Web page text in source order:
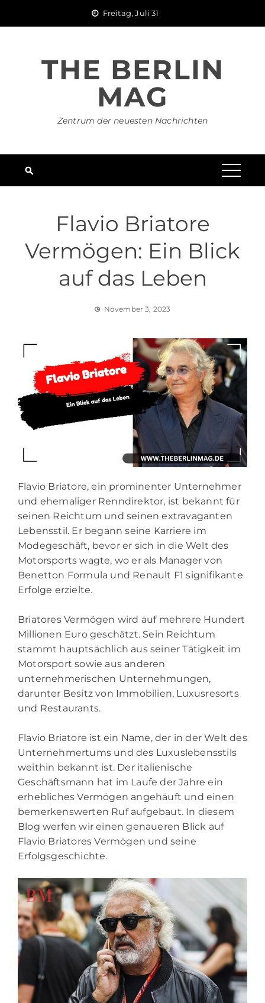
Freitag, Juli 31
THE BERLIN
MAG
Zentrum der neuesten Nachrichten
Flavio Briatore
Vermögen: Ein Blick
auf das Leben
November 3, 2023
Flavio Briatore, ein prominenter Unternehmer
und ehemaliger Renndirektor, ist bekannt für
seinen Reichtum und seinen extravaganten
Lebensstil. Er begann seine Karriere im
Modegeschäft, bevor er sich in die Welt des
Motorsports wagte, wo er als Manager von
Benetton Formula und Renault F1 signifikante
Erfolge erzielte.
Briatores Vermögen wird auf mehrere Hundert
Millionen Euro geschätzt. Sein Reichtum
stammt hauptsächlich aus seiner Tätigkeit im
Motorsport sowie aus anderen
unternehmerischen Unternehmungen,
darunter Besitz von Immobilien, Luxusresorts
und Restaurants.
Flavio Briatore ist ein Name, der in der Welt des
Unternehmertums und des Luxuslebensstils
weithin bekannt ist. Der italienische
Geschäftsmann hat im Laufe der Jahre ein
erhebliches Vermögen angehäuft und einen
bemerkenswerten Ruf aufgebaut. In diesem
Blog werfen wir einen genaueren Blick auf
Flavio Briatores Vermögen und seine
Erfolgsgeschichte.